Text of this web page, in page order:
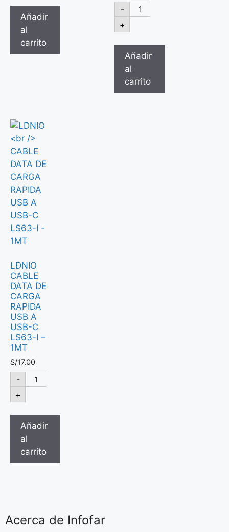
Añadir
al
carrito
-
+
Añadir
al
carrito
LDNIO
CABLE
DATA DE
CARGA
RAPIDA
USB A
USB-C
LS63-I –
1MT
S/17.00
-
+
Añadir
al
carrito
Acerca de Infofar